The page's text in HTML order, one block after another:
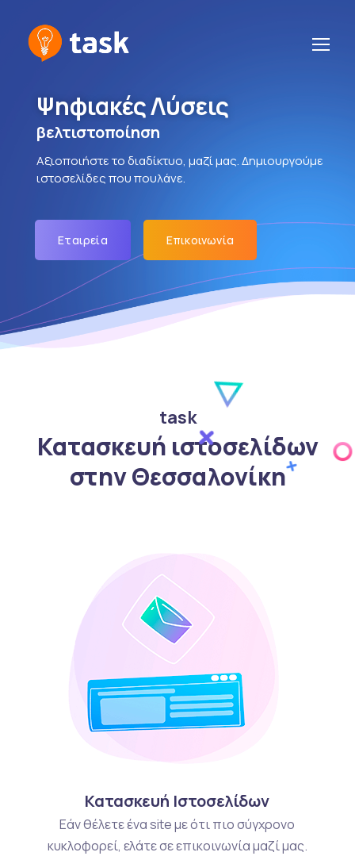
Ψηφιακές Λύσεις
βελτιστοποίηση περιεχομένου AI
Αξιοποιήστε το διαδίκτυο, μαζί μας. Δημιουργούμε
ιστοσελίδες που πουλάνε.
Εταιρεία Επικοινωνία
task
Κατασκευή ιστοσελίδων
στην Θεσσαλονίκη
Κατασκευή Ιστοσελίδων
Εάν θέλετε ένα site με ότι πιο σύγχρονο
κυκλοφορεί, ελάτε σε επικοινωνία μαζί μας.